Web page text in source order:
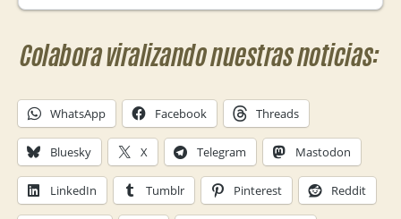
Colabora viralizando nuestras noticias:
WhatsApp Facebook Threads
Bluesky X Telegram Mastodon
LinkedIn Tumblr Pinterest Reddit